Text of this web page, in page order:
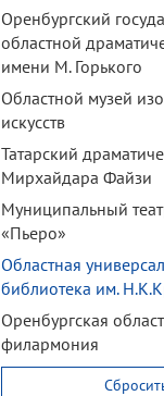
Оренбургский
областной
имени М. Горького
Областной музей
искусств
Татарский
Мирхайдара Файзи
Муниципальный
«Пьеро»
Областная
библиотека им.
Оренбургская
филармония